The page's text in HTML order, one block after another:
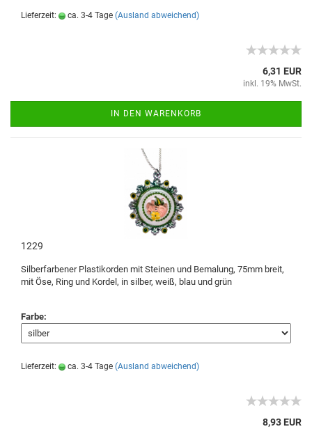
Lieferzeit: ca. 3-4 Tage (Ausland abweichend)
6,31 EUR
inkl. 19% MwSt.
IN DEN WARENKORB
1229
Silberfarbener Plastikorden mit Steinen und Bemalung, 75mm breit,
mit Öse, Ring und Kordel, in silber, weiß, blau und grün
Farbe:
Lieferzeit: ca. 3-4 Tage (Ausland abweichend)
8,93 EUR